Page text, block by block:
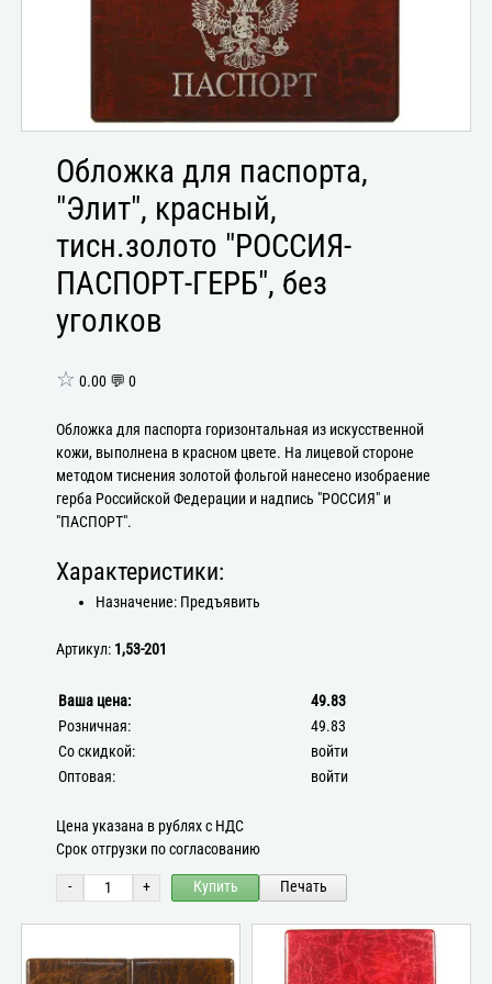
Обложка для паспорта,
"Элит", красный,
тисн.золото "РОССИЯ-
ПАСПОРТ-ГЕРБ", без
уголков
☆ 0.00 💬 0
Обложка для паспорта горизонтальная из искусственной
кожи, выполнена в красном цвете. На лицевой стороне
методом тиснения золотой фольгой нанесено изобраение
герба Российской Федерации и надпись "РОССИЯ" и
"ПАСПОРТ".
Характеристики:
Назначение: Предъявить
Артикул: 1,53-201
Ваша цена:
49.83
Розничная:
49.83
Со скидкой:
войти
Оптовая:
войти
Цена указана в рублях с НДС
Срок отгрузки по согласованию
- + Купить Печать